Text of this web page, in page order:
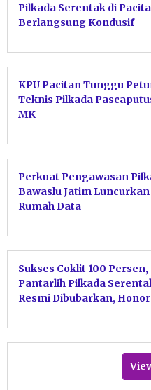
Pilkada Serentak di
Berlangsung Kondusif
KPU Pacitan Tunggu
Teknis Pilkada
MK
Perkuat Pengawasan
Bawaslu Jatim Luncurkan
Rumah Data
Sukses Coklit 100 Persen,
Pantarlih Pilkada
Resmi Dibubarkan, Honor